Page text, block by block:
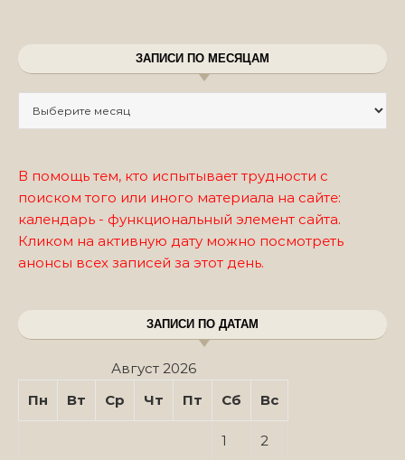
ЗАПИСИ ПО МЕСЯЦАМ
В помощь тем, кто испытывает трудности с
поиском того или иного материала на сайте:
календарь - функциональный элемент сайта.
Кликом на активную дату можно посмотреть
анонсы всех записей за этот день.
ЗАПИСИ ПО ДАТАМ
Август 2026
Пн
Вт Ср Чт Пт Сб Вс
1 2